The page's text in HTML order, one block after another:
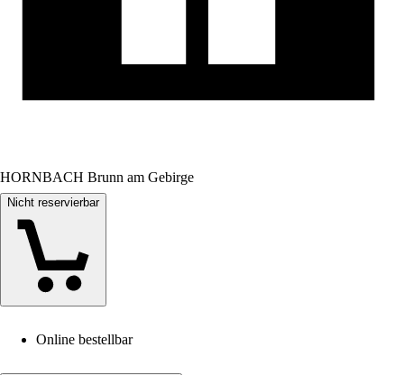
HORNBACH Brunn am Gebirge
Nicht reservierbar
Online bestellbar